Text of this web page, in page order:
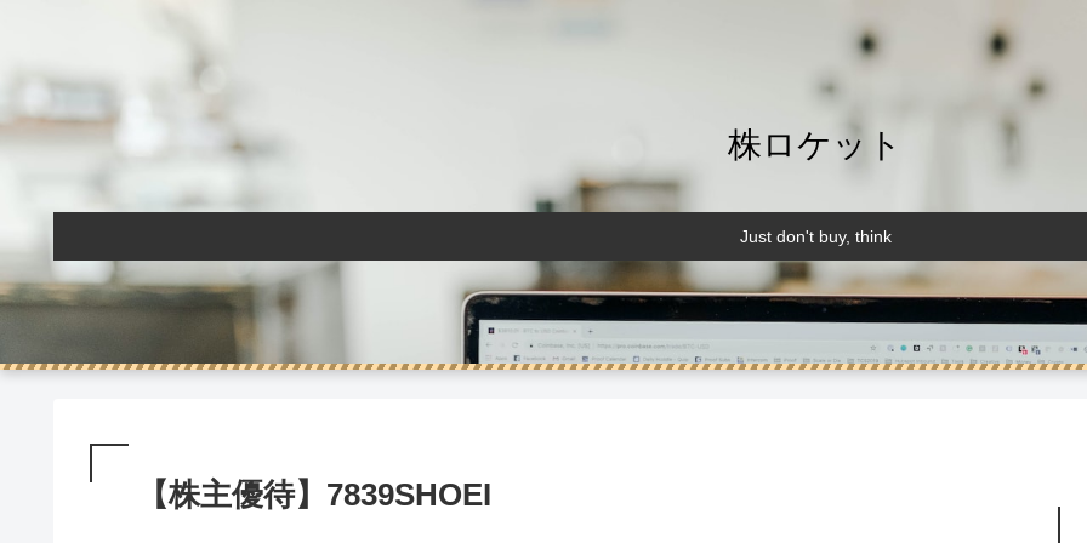
株ロケット
Just don't buy, think
【株主優待】7839SHOEI